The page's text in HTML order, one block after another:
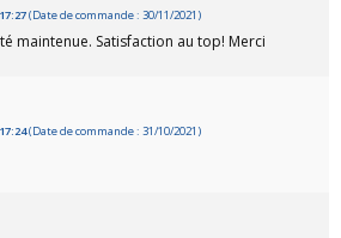
(Date de commande : 30/11/2021)
maintenue. Satisfaction au top! Merci
(Date de commande : 31/10/2021)